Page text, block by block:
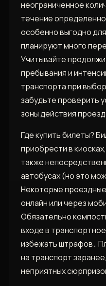
неограниченное
течение
особенно выгодно
планируют много
Учитывайте
пребывания и
транспорта при
забудьте проверить
зоны действия
Где купить билеты?
приобрести в
также
автобусах (но это
Некоторые
онлайн или через
Обязательно
входе в
избежать штрафов․
на транспорт
неприятных